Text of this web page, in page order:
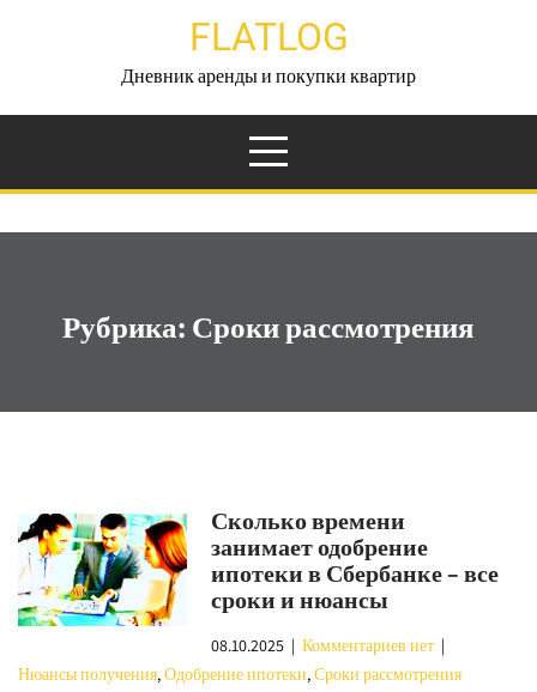
FLATLOG
Дневник аренды и покупки квартир
Рубрика: Сроки рассмотрения
Сколько времени
занимает одобрение
ипотеки в Сбербанке – все
сроки и нюансы
08.10.2025 |Комментариев нет |
Нюансы получения,Одобрение ипотеки,Сроки рассмотрения